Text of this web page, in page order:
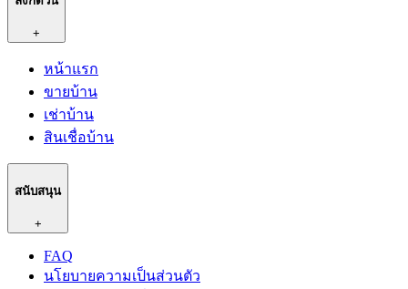
+
หน้าแรก
ขายบ้าน
เช่าบ้าน
สินเชื่อบ้าน
สนับสนุน
+
FAQ
นโยบายความเป็นส่วนตัว